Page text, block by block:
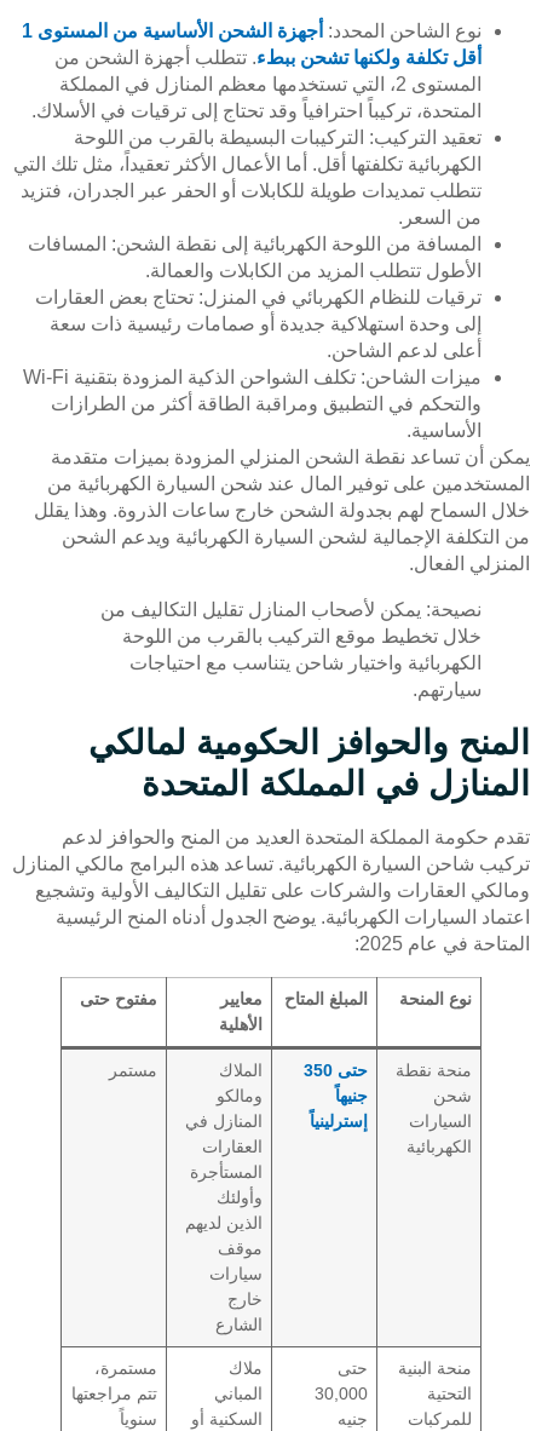
نوع الشاحن المحدد:
أجهزة الشحن الأساسية من المستوى 1
أقل تكلفة ولكنها تشحن ببطء. تتطلب أجهزة الشحن من
المستوى 2، التي تستخدمها معظم المنازل في المملكة
المتحدة، تركيباً احترافياً وقد تحتاج إلى ترقيات في الأسلاك.
تعقيد التركيب: التركيبات البسيطة بالقرب من اللوحة
الكهربائية تكلفتها أقل. أما الأعمال الأكثر تعقيداً، مثل تلك التي
تتطلب تمديدات طويلة للكابلات أو الحفر عبر الجدران، فتزيد
من السعر.
المسافة من اللوحة الكهربائية إلى نقطة الشحن: المسافات
الأطول تتطلب المزيد من الكابلات والعمالة.
ترقيات للنظام الكهربائي في المنزل: تحتاج بعض العقارات
إلى وحدة استهلاكية جديدة أو صمامات رئيسية ذات سعة
أعلى لدعم الشاحن.
ميزات الشاحن: تكلف الشواحن الذكية المزودة بتقنية Wi-Fi
والتحكم في التطبيق ومراقبة الطاقة أكثر من الطرازات
الأساسية.
يمكن أن تساعد نقطة الشحن المنزلي المزودة بميزات متقدمة
المستخدمين على توفير المال عند شحن السيارة الكهربائية من
خلال السماح لهم بجدولة الشحن خارج ساعات الذروة. وهذا يقلل
من التكلفة الإجمالية لشحن السيارة الكهربائية ويدعم الشحن
المنزلي الفعال.
نصيحة: يمكن لأصحاب المنازل تقليل التكاليف من
خلال تخطيط موقع التركيب بالقرب من اللوحة
الكهربائية واختيار شاحن يتناسب مع احتياجات
سيارتهم.
المنح والحوافز الحكومية لمالكي
المنازل في المملكة المتحدة
تقدم حكومة المملكة المتحدة العديد من المنح والحوافز لدعم
تركيب شاحن السيارة الكهربائية. تساعد هذه البرامج مالكي المنازل
ومالكي العقارات والشركات على تقليل التكاليف الأولية وتشجيع
اعتماد السيارات الكهربائية. يوضح الجدول أدناه المنح الرئيسية
المتاحة في عام 2025:
نوع المنحة المبلغ المتاح
معايير
الأهلية
مفتوح حتى
منحة نقطة
شحن
السيارات
الكهربائية
حتى 350
جنيهاً
إسترلينياً
الملاك
ومالكو
المنازل في
العقارات
المستأجرة
وأولئك
الذين لديهم
موقف
سيارات
خارج
الشارع
مستمر
منحة البنية
التحتية
للمركبات
حتى
30,000
جنيه
ملاك
المباني
السكنية أو
مستمرة،
تتم مراجعتها
سنوياً